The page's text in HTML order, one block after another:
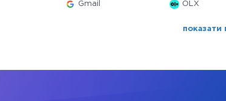
Gmail OLX
показати